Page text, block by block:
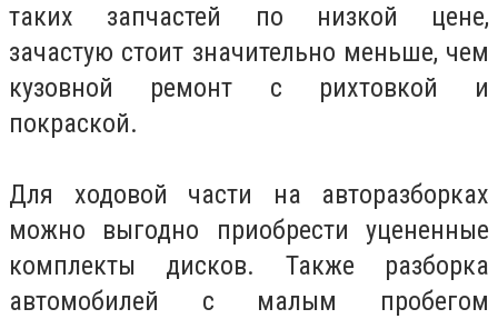
таких запчастей по низкой цене,
зачастую стоит значительно меньше, чем
кузовной ремонт с рихтовкой и
покраской.
Для ходовой части на авторазборках
можно выгодно приобрести уцененные
комплекты дисков. Также разборка
автомобилей с малым пробегом